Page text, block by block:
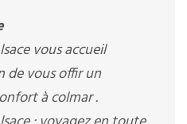
vous accueil
de vous offir un
à colmar .